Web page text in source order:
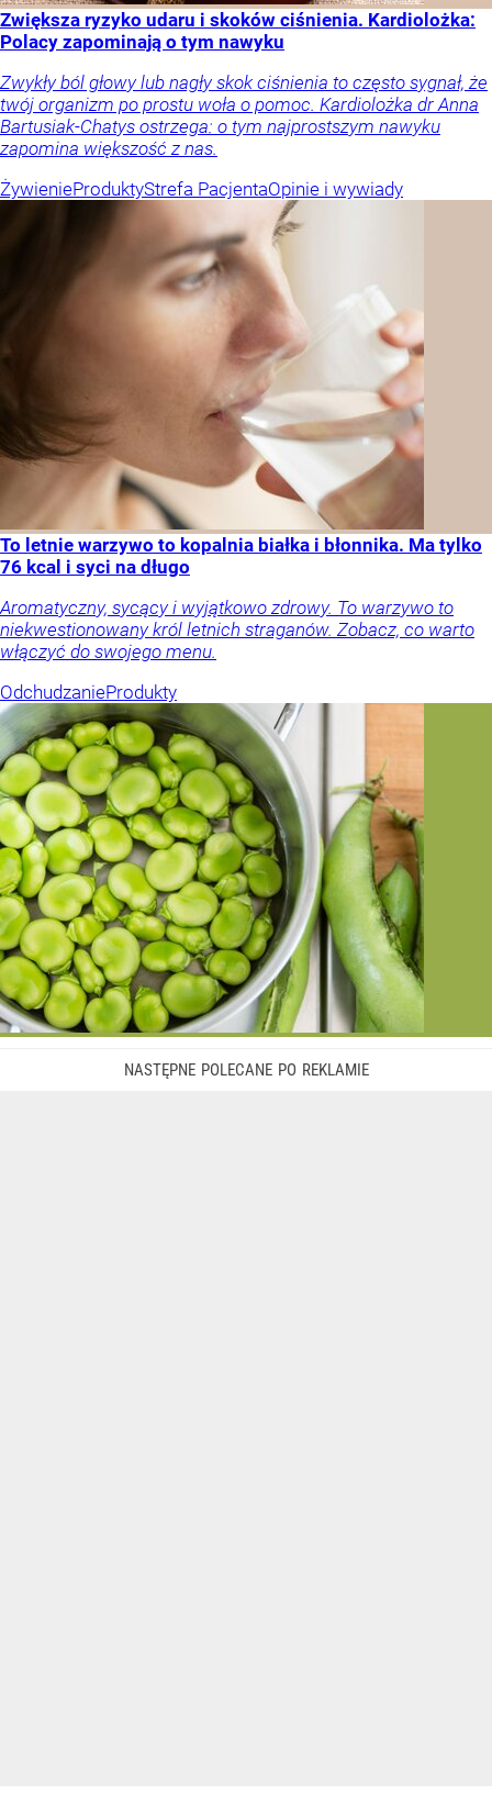
Zwiększa ryzyko udaru i skoków ciśnienia. Kardiolożka:
Polacy zapominają o tym nawyku
Zwykły ból głowy lub nagły skok ciśnienia to często sygnał, że
twój organizm po prostu woła o pomoc. Kardiolożka dr Anna
Bartusiak-Chatys ostrzega: o tym najprostszym nawyku
zapomina większość z nas.
ŻywienieProduktyStrefa PacjentaOpinie i wywiady
To letnie warzywo to kopalnia białka i błonnika. Ma tylko
76 kcal i syci na długo
Aromatyczny, sycący i wyjątkowo zdrowy. To warzywo to
niekwestionowany król letnich straganów. Zobacz, co warto
włączyć do swojego menu.
OdchudzanieProdukty